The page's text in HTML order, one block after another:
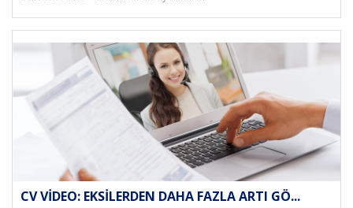
CV VIDEO: EKSILERDEN DAHA FAZLA ARTI GÖ...